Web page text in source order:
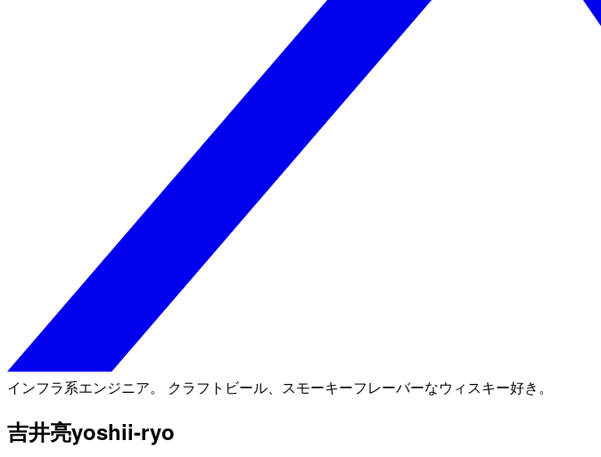
インフラ系エンジニア。 クラフトビール、スモーキーフレーバーなウィスキー好き。
吉井亮yoshii-ryo